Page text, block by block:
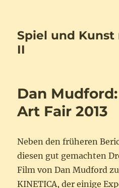
Spiel und
II
Dan
Art Fair 2013
Neben den früheren
diesen gut gemachten
Film von Dan Mudford
KINETICA, der einige